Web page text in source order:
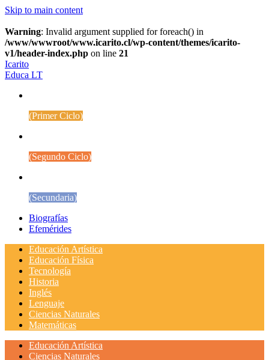
Skip to main content
Warning: Invalid argument supplied for foreach() in
/www/wwwroot/www.icarito.cl/wp-content/themes/icarito-
v1/header-index.php on line 21
Icarito
Educa LT
(Primer Ciclo)
(Segundo Ciclo)
(Secundaria)
Biografías
Efemérides
Educación Artística
Educación Física
Tecnología
Historia
Inglés
Lenguaje
Ciencias Naturales
Matemáticas
Educación Artística
Ciencias Naturales